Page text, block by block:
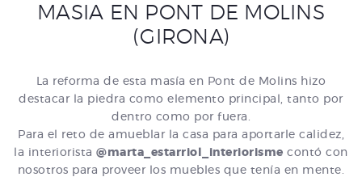
MASIA EN PONT DE MOLINS
(GIRONA)
La reforma de esta masía en Pont de Molins hizo
destacar la piedra como elemento principal, tanto por
dentro como por fuera.
Para el reto de amueblar la casa para aportarle calidez,
la interiorista@marta_estarriol_interiorisme contó con
nosotros para proveer los muebles que tenía en mente.